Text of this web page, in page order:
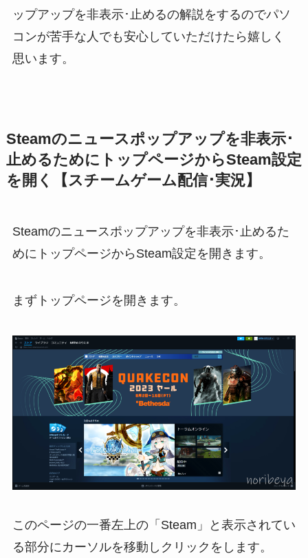
ップアップを非表示･止めるの解説をするのでパソ
コンが苦手な人でも安心していただけたら嬉しく
思います。
Steamのニュースポップアップを非表示･
止めるためにトップページからSteam設定
を開く【スチームゲーム配信･実況】
Steamのニュースポップアップを非表示･止めるた
めにトップページからSteam設定を開きます。
まずトップページを開きます。
このページの一番左上の「Steam」と表示されてい
る部分にカーソルを移動しクリックをします。